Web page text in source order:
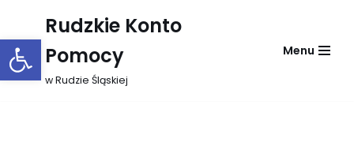
Otwórz pasek narzędzi
Przejdź
do
treści
Rudzkie Konto
Pomocy
w Rudzie Śląskiej
Menu